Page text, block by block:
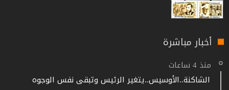
أخبار مباشرة
منذ 4 ساعات
الشاكنة..الأوسيس..يتغير الرئيس وتبقى نفس الوجوه